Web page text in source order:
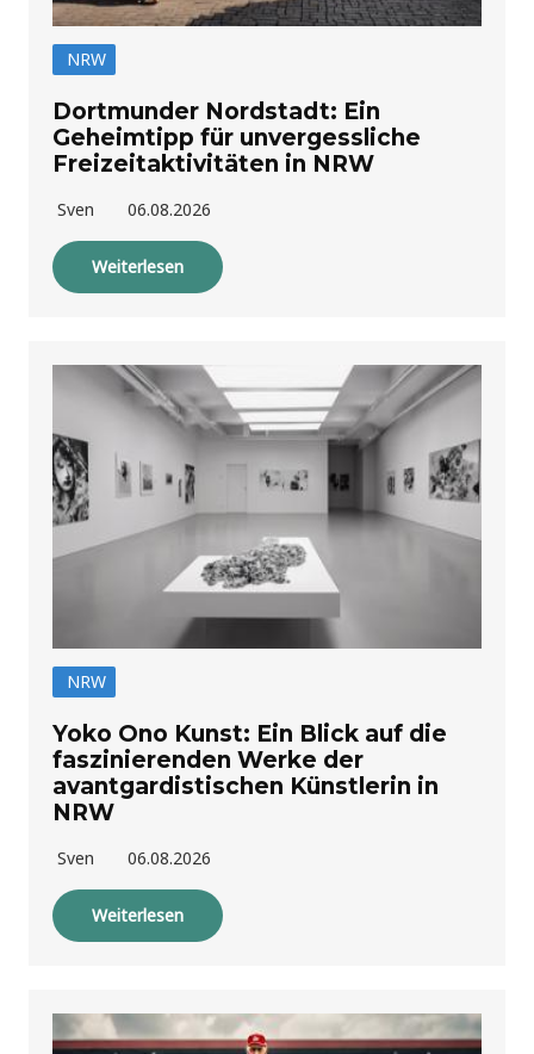
NRW
Dortmunder Nordstadt: Ein
Geheimtipp für unvergessliche
Freizeitaktivitäten in NRW
Sven 06.08.2026
Weiterlesen
NRW
Yoko Ono Kunst: Ein Blick auf die
faszinierenden Werke der
avantgardistischen Künstlerin in
NRW
Sven 06.08.2026
Weiterlesen